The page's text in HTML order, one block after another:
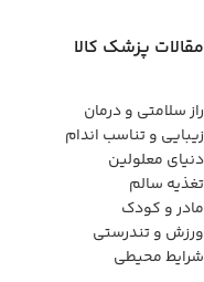
مقالات پزشک کالا
راز سلامتی و درمان
زیبایی و تناسب اندام
دنیای معلولین
تغذیه سالم
مادر و کودک
ورزش و تندرستی
شرایط محیطی